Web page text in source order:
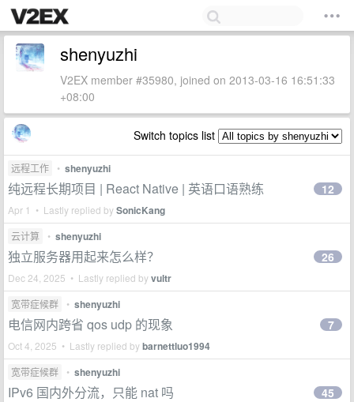
shenyuzhi
V2EX member #35980, joined on 2013-03-16 16:51:33
+08:00
Switch topics list
远程工作 • shenyuzhi
纯远程长期项目 | React Native | 英语口语熟练
Apr 1 • Lastly replied bySonicKang
12
云计算 • shenyuzhi
独立服务器用起来怎么样？
Dec 24, 2025 • Lastly replied byvultr
26
宽带症候群 • shenyuzhi
电信网内跨省 qos udp 的现象
Oct 4, 2025 • Lastly replied bybarnettluo1994
7
宽带症候群 • shenyuzhi
IPv6 国内外分流，只能 nat 吗 45